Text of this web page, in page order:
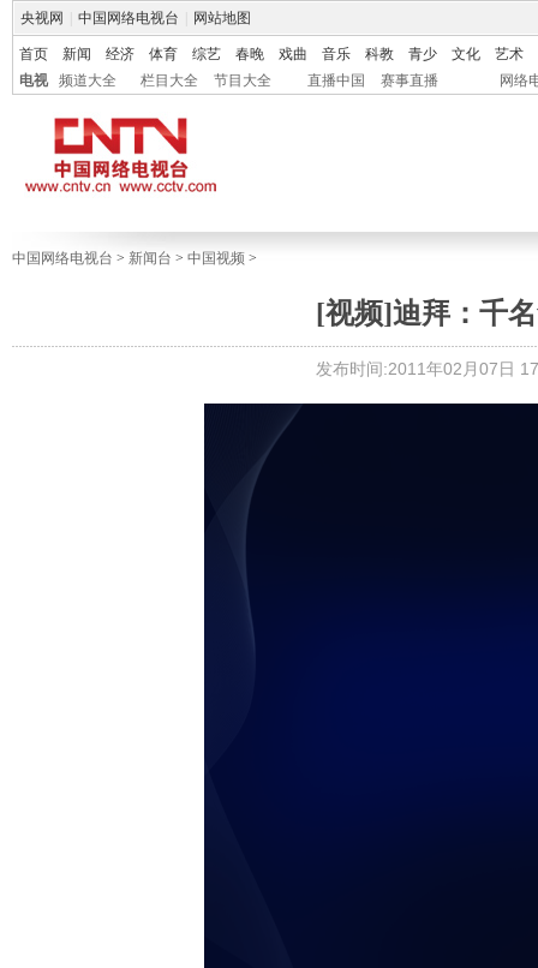
央视网 中国网络电视台 网站地图
首页 新闻 经济 体育 综艺 春晚 戏曲 音乐 科教 青少 文化
艺术
电视
频道大全 栏目大全 节目大全 直播中国 赛事直播 网络
中国网络电视台 > 新闻台 > 中国视频 >
[视频]迪拜：千
发布时间:2011年02月07日